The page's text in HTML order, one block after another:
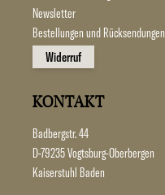
Newsletter
Bestellungen und Rücksendungen
Widerruf
KONTAKT
Badbergstr. 44
D-79235 Vogtsburg-Oberbergen
Kaiserstuhl Baden